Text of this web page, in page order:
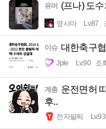
유머 (프나) 도
옆사마 Lv.87
이슈 대한축구
Jple Lv.90 조
계층 운전면허
후..
전자팔찌 Lv.93